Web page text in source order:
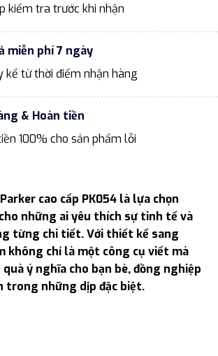
kiểm tra trước khi nhận
miễn phí 7 ngày
kể từ thời điểm nhận hàng
& Hoàn tiền
100% cho sản phẩm lỗi
cao cấp PK054 là lựa chọn
những ai yêu thích sự tinh tế và
từng chi tiết. Với thiết kế sang
không chỉ là một công cụ viết mà
ý nghĩa cho bạn bè, đồng nghiệp
trong những dịp đặc biệt.